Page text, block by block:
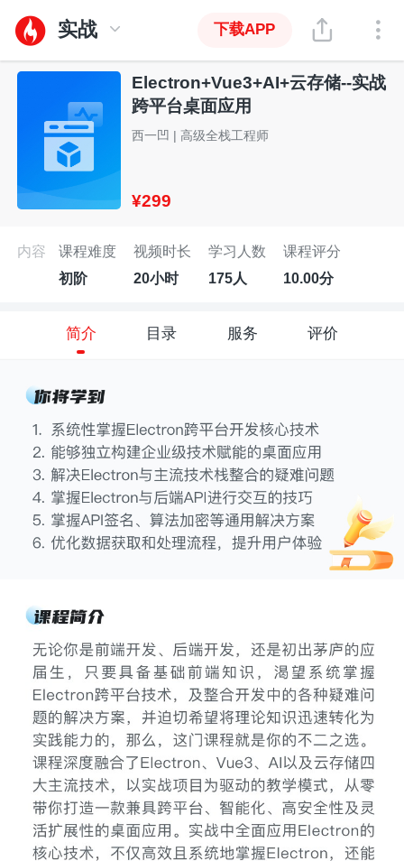
实战 下载APP
Electron+Vue3+AI+云存储--实战
跨平台桌面应用
西一凹 | 高级全栈工程师
¥299
内容
课程难度
初阶
视频时长
20小时
学习人数
175人
课程评分
10.00分
简介 目录 服务 评价